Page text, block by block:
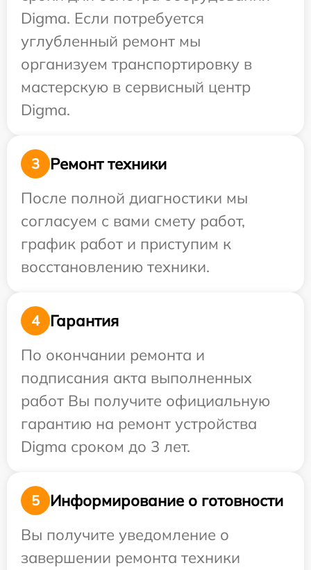
Digma. Если потребуется
углубленный ремонт мы
организуем транспортировку в
мастерскую в сервисный центр
Digma.
3
Ремонт техники
После полной диагностики мы
согласуем с вами смету работ,
график работ и приступим к
восстановлению техники.
4
Гарантия
По окончании ремонта и
подписания акта выполненных
работ Вы получите официальную
гарантию на ремонт устройства
Digma сроком до 3 лет.
5
Информирование о готовности
Вы получите уведомление о
завершении ремонта техники